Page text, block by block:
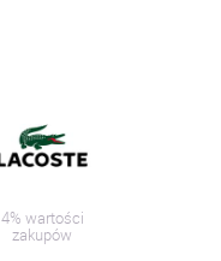
4% wartości
zakupów